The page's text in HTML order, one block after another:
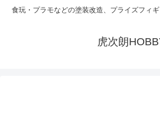
食玩・プラモなどの塗装改造、プライズフィ
虎次朗